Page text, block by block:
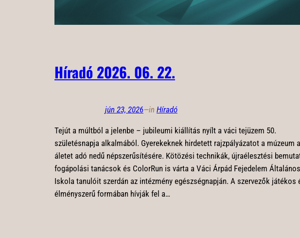
Híradó 2026. 06. 22.
jún 23, 2026—in Híradó
Tejút a múltból a jelenbe – jubileumi kiállítás nyílt a váci tejüzem 50.
születésnapja alkalmából. Gyerekeknek hirdetett rajzpályázatot a múzeum
áletet adó nedű népszerűsítésére. Kötözési technikák, újraélesztési
fogápolási tanácsok és ColorRun is várta a Váci Árpád Fejedelem Általános
Iskola tanulóit szerdán az intézmény egészségnapján. A szervezők játékos
élményszerű formában hívják fel a…